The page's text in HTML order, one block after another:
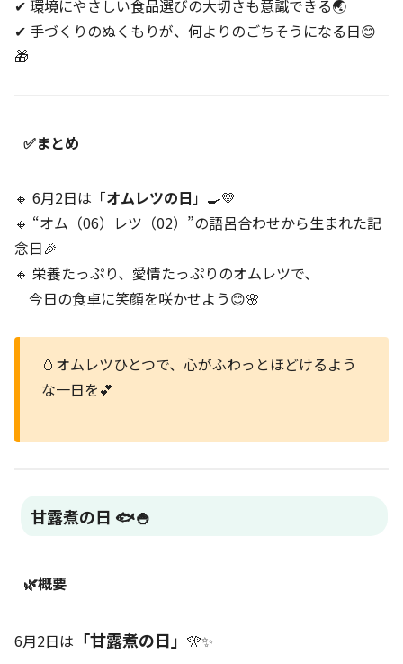
✔ 環境にやさしい食品選びの大切さも意識できる🌏
✔ 手づくりのぬくもりが、何よりのごちそうになる日😊
🎁
✅まとめ
🔸 6月2日は「オムレツの日」🍳💛
🔸 “オム（06）レツ（02）”の語呂合わせから生まれた記
念日🎉
🔸 栄養たっぷり、愛情たっぷりのオムレツで、
今日の食卓に笑顔を咲かせよう😊🌸
🥚オムレツひとつで、心がふわっとほどけるよう
な一日を💕
甘露煮の日 🐟🍚
🌿概要
6月2日は 「甘露煮の日」 🎌✨